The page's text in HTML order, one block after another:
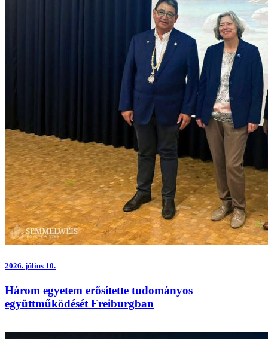
2026. július 10.
Három egyetem erősítette tudományos
együttműködését Freiburgban